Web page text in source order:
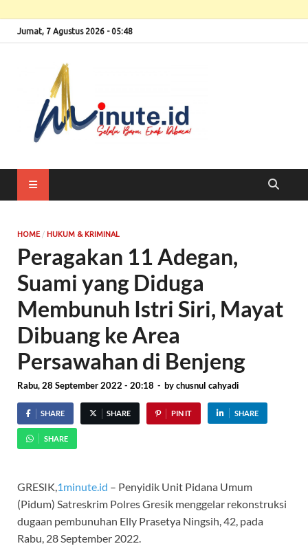
Jumat, 7 Agustus 2026 - 05:48
HOME / HUKUM & KRIMINAL
Peragakan 11 Adegan,
Suami yang Diduga
Membunuh Istri Siri, Mayat
Dibuang ke Area
Persawahan di Benjeng
Rabu, 28 September 2022 - 20:18 - bychusnul cahyadi
SHARE SHARE PIN IT SHARE
SHARE
GRESIK,1minute.id – Penyidik Unit Pidana Umum
(Pidum) Satreskrim Polres Gresik menggelar rekonstruksi
dugaan pembunuhan Elly Prasetya Ningsih, 42, pada
Rabu, 28 September 2022.